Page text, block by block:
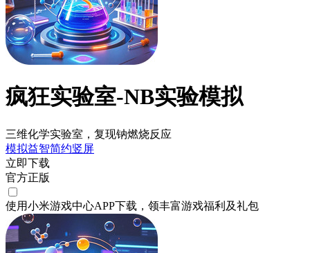
疯狂实验室-NB实验模拟
三维化学实验室，复现钠燃烧反应‌
模拟益智简约竖屏
立即下载
官方正版
使用小米游戏中心APP下载 ，领丰富游戏福利 及礼包